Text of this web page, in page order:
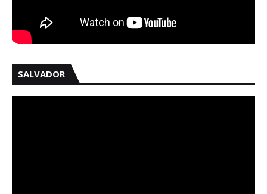
SALVADOR